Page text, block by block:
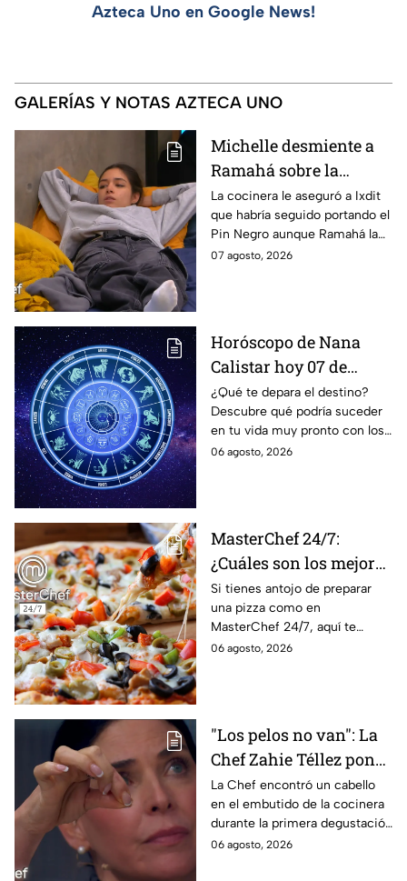
Azteca Uno en Google News!
GALERÍAS Y NOTAS AZTECA UNO
Michelle desmiente a
Ramahá sobre la
designación del Pin
Negro a un integrante
de las "Divas" en
MasterChef 24/7
La cocinera le aseguró a Ixdit
que habría seguido portando el
Pin Negro aunque Ramahá la
hubiera subido al balcón
07 agosto, 2026
Horóscopo de Nana
Calistar hoy 07 de
agosto; estos signos
podrían dejar de estar
solteros más pronto de
lo que imaginan y
¿Qué te depara el destino?
Descubre qué podría suceder
en tu vida muy pronto con los
horóscopos de Nana Calistar;
06 agosto, 2026
MasterChef 24/7:
¿Cuáles son los mejores
quesos para preparar
pizza en casa?
Si tienes antojo de preparar
una pizza como en
MasterChef 24/7, aquí te
contamos todo lo que debes
06 agosto, 2026
"Los pelos no van": La
Chef Zahie Téllez pone
en evidencia a Carmen
en la gala de mandiles
negros de MasterChef
24/7
La Chef encontró un cabello
en el embutido de la cocinera
durante la primera degustación
de la noche
06 agosto, 2026